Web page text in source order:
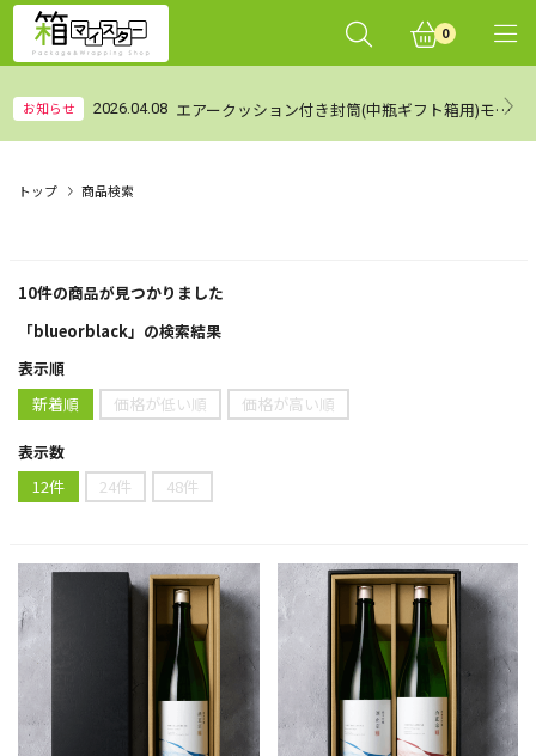
0
お知らせ 2026.04.08 エアークッション付き封筒(中瓶ギフト箱用)モニターレビュー集計結果（まとめ）
トップ 商品検索
10件の商品が見つかりました
「blueorblack」の検索結果
表示順
新着順
価格が低い順 価格が高い順
表示数
12件
24件 48件